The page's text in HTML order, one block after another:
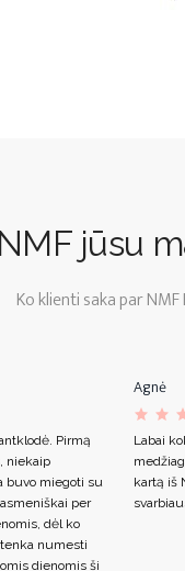
NMF jūsu
Ko klienti saka par
Pirmą
niekaip
buvo miegoti su
per
dėl ko
numesti
dienomis ši
Agnė
Labai
kartą iš